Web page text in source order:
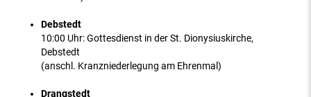
Debstedt
10:00 Uhr: Gottesdienst in der St. Dionysiuskirche,
Debstedt
(anschl. Kranzniederlegung am Ehrenmal)
Drangstedt